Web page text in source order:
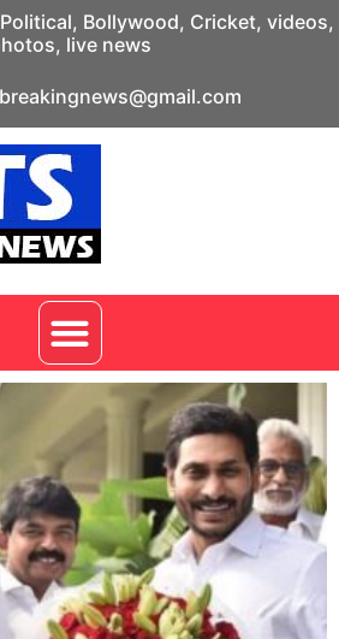
Bollywood, Cricket, videos,
live news